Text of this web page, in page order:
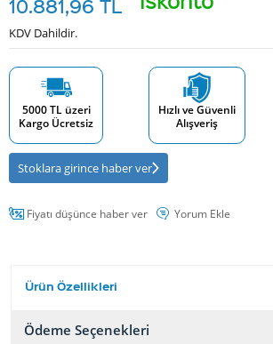
10.881,96 TL
KDV Dahildir.
5000 TL üzeri
Kargo Ücretsiz
Hızlı ve Güvenli
Alışveriş
Stoklara girince haber ver
Fiyatı düşünce haber ver Yorum Ekle
Ürün Özellikleri
Ödeme Seçenekleri